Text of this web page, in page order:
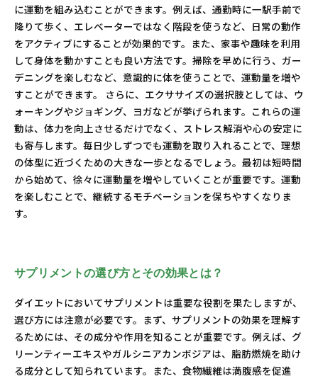
に運動を組み込むことができます。例えば、通勤時に一駅手前で
降りて歩く、エレベーターではなく階段を使うなど、日常の動作
をアクティブにすることが効果的です。また、家事や趣味を利用
して身体を動かすことも良い方法です。掃除を早めに行う、ガー
デニングを楽しむなど、意識的に体を使うことで、運動量を増や
すことができます。 さらに、エクササイズの選択肢としては、ウ
ォーキングやジョギング、ヨガなどが挙げられます。これらの運
動は、体力を向上させるだけでなく、ストレス解消や心の安定に
も寄与します。毎日少しずつでも運動を取り入れることで、理想
の体型に近づくための大きな一歩となるでしょう。最初は短時間
から始めて、徐々に運動量を増やしていくことが重要です。運動
を楽しむことで、継続するモチベーションを保ちやすくなりま
す。
サプリメントの選び方とその効果とは？
ダイエットにおいてサプリメントは重要な役割を果たしますが、
選び方には注意が必要です。まず、サプリメントの効果を理解す
るためには、その成分や作用を知ることが重要です。例えば、グ
リーンティーエキスやガルシニアカンボジアは、脂肪燃焼を助け
る成分として知られています。また、食物繊維は満腹感を促進